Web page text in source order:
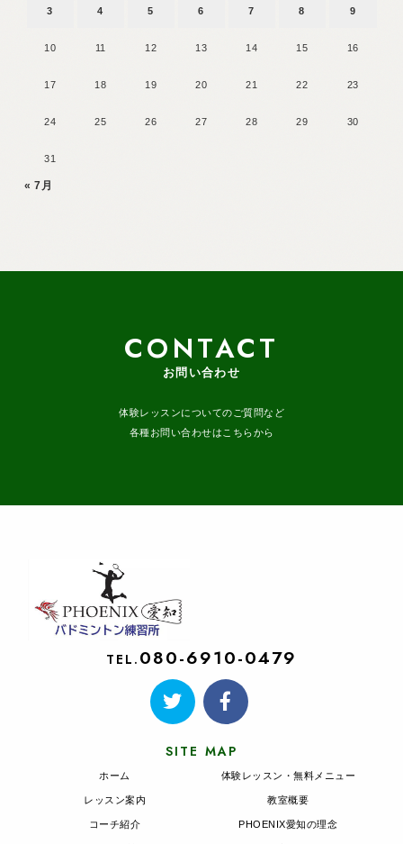
3 4 5 6 7 8 9
10 11 12 13 14 15 16
17 18 19 20 21 22 23
24 25 26 27 28 29 30
31
« 7月
CONTACT
お問い合わせ
体験レッスンについてのご質問など
各種お問い合わせはこちらから
TEL. 080-6910-0479
SITE MAP
ホーム
レッスン案内
コーチ紹介
体験レッスン・無料メニュー
教室概要
PHOENIX愛知の理念